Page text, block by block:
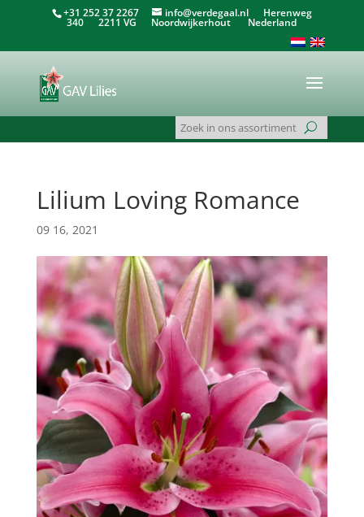
+31 252 37 2267 info@verdegaal.nlHerenweg
340 2211 VG Noordwijkerhout Nederland
Lilium Loving Romance
09 16, 2021